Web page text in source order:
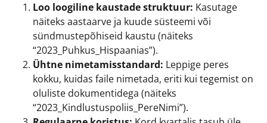
Loo loogiline kaustade struktuur: Kasutage
näiteks aastaarve ja kuude süsteemi või
sündmustepõhiseid kaustu (näiteks
“2023_Puhkus_Hispaanias”).
Ühtne nimetamisstandard: Leppige peres
kokku, kuidas faile nimetada, eriti kui tegemist on
oluliste dokumentidega (näiteks
“2023_Kindlustuspoliis_PereNimi”).